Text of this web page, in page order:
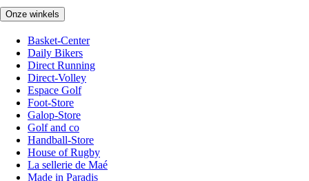
Onze winkels
Basket-Center
Daily Bikers
Direct Running
Direct-Volley
Espace Golf
Foot-Store
Galop-Store
Golf and co
Handball-Store
House of Rugby
La sellerie de Maé
Made in Paradis